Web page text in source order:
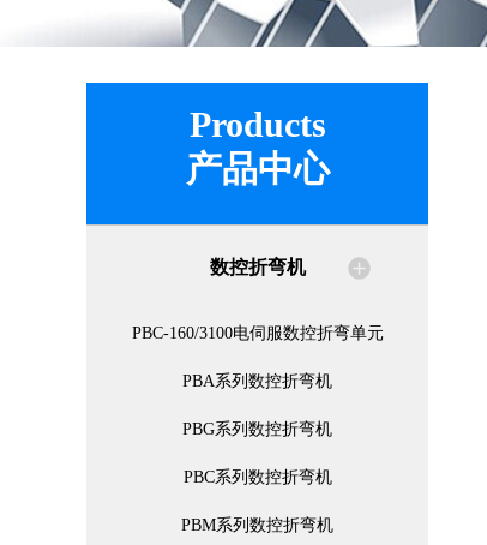
Products
产品中心
数控折弯机
PBC-160/3100电伺服数控折弯单元
PBA系列数控折弯机
PBG系列数控折弯机
PBC系列数控折弯机
PBM系列数控折弯机